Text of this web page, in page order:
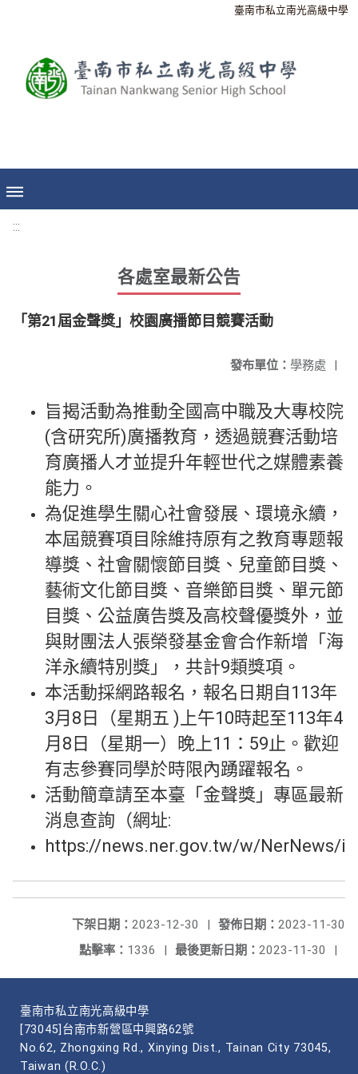
臺南市私立南光高級中學
:::
各處室最新公告
「第21屆金聲獎」校園廣播節目競賽活動
發布單位： 學務處 |
旨揭活動為推動全國高中職及大專校院
(含研究所)廣播教育，透過競賽活動培
育廣播人才並提升年輕世代之媒體素養
能力。
為促進學生關心社會發展、環境永續，
本屆競賽項目除維持原有之教育專题報
導獎、社會關懷節目獎、兒童節目獎、
藝術文化節目獎、音樂節目獎、單元節
目獎、公益廣告獎及高校聲優獎外，並
與財團法人張榮發基金會合作新增「海
洋永續特別獎」，共計9類獎項。
本活動採網路報名，報名日期自113年
3月8日（星期五 )上午10時起至113年4
月8日（星期一）晚上11：59止。歡迎
有志參賽同學於時限內踴躍報名。
活動簡章請至本臺「金聲獎」專區最新
消息查詢（網址:
https://news.ner.gov.tw/w/NerNews/
發佈日期： 2023-11-30
下架日期： 2023-12-30
|
最後更新日期： 2023-11-30 |
點擊率： 1336 |
臺南市私立南光高級中學
[73045]台南市新營區中興路62號
No.62, Zhongxing Rd., Xinying Dist., Tainan City 73045,
Taiwan (R.O.C.)